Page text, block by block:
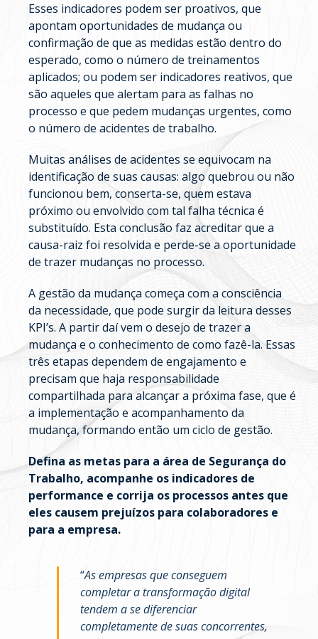
Esses indicadores podem ser proativos, que
apontam oportunidades de mudança ou
confirmação de que as medidas estão dentro do
esperado, como o número de treinamentos
aplicados; ou podem ser indicadores reativos, que
são aqueles que alertam para as falhas no
processo e que pedem mudanças urgentes, como
o número de acidentes de trabalho.
Muitas análises de acidentes se equivocam na
identificação de suas causas: algo quebrou ou não
funcionou bem, conserta-se, quem estava
próximo ou envolvido com tal falha técnica é
substituído. Esta conclusão faz acreditar que a
causa-raiz foi resolvida e perde-se a oportunidade
de trazer mudanças no processo.
A gestão da mudança começa com a consciência
da necessidade, que pode surgir da leitura desses
KPI’s. A partir daí vem o desejo de trazer a
mudança e o conhecimento de como fazê-la. Essas
três etapas dependem de engajamento e
precisam que haja responsabilidade
compartilhada para alcançar a próxima fase, que é
a implementação e acompanhamento da
mudança, formando então um ciclo de gestão.
Defina as metas para a área de Segurança do
Trabalho, acompanhe os indicadores de
performance e corrija os processos antes que
eles causem prejuízos para colaboradores e
para a empresa.
“As empresas que conseguem
completar a transformação digital
tendem a se diferenciar
completamente de suas concorrentes,